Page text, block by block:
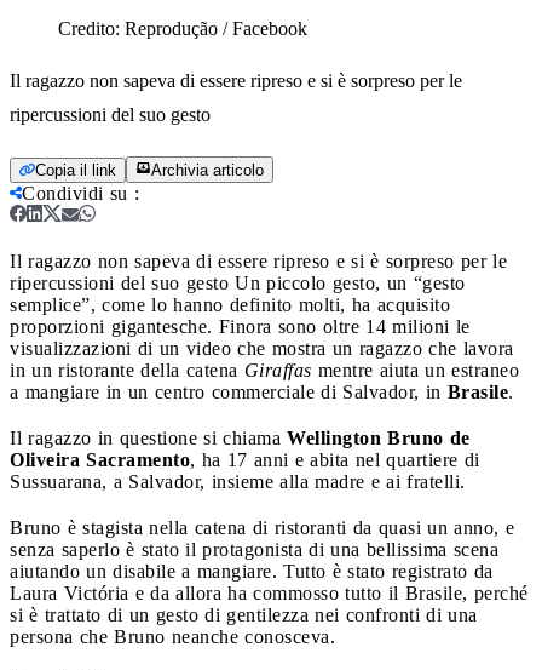
Credito: Reprodução / Facebook
Il ragazzo non sapeva di essere ripreso e si è sorpreso per le
ripercussioni del suo gesto
Copia il link Archivia articolo
Condividi su :
Il ragazzo non sapeva di essere ripreso e si è sorpreso per le
ripercussioni del suo gesto Un piccolo gesto, un “gesto
semplice”, come lo hanno definito molti, ha acquisito
proporzioni gigantesche. Finora sono oltre 14 milioni le
visualizzazioni di un video che mostra un ragazzo che lavora
in un ristorante della catena Giraffas mentre aiuta un estraneo
a mangiare in un centro commerciale di Salvador, in Brasile.
Il ragazzo in questione si chiama Wellington Bruno de
Oliveira Sacramento, ha 17 anni e abita nel quartiere di
Sussuarana, a Salvador, insieme alla madre e ai fratelli.
Bruno è stagista nella catena di ristoranti da quasi un anno, e
senza saperlo è stato il protagonista di una bellissima scena
aiutando un disabile a mangiare. Tutto è stato registrato da
Laura Victória e da allora ha commosso tutto il Brasile, perché
si è trattato di un gesto di gentilezza nei confronti di una
persona che Bruno neanche conosceva.